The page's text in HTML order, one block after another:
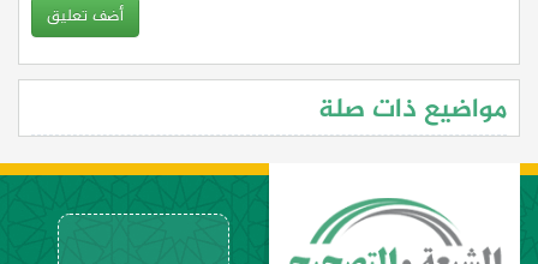
أضف تعليق
مواضيع ذات صلة